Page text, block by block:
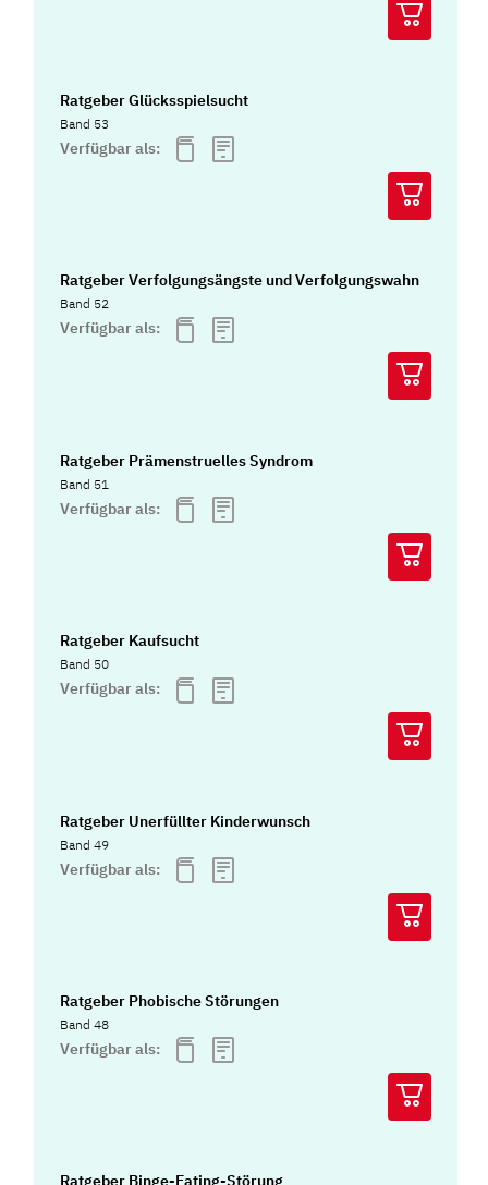
Ratgeber Glücksspielsucht
Band 53
Verfügbar als:
Ratgeber Verfolgungsängste und Verfolgungswahn
Band 52
Verfügbar als:
Ratgeber Prämenstruelles Syndrom
Band 51
Verfügbar als:
Ratgeber Kaufsucht
Band 50
Verfügbar als:
Ratgeber Unerfüllter Kinderwunsch
Band 49
Verfügbar als:
Ratgeber Phobische Störungen
Band 48
Verfügbar als: